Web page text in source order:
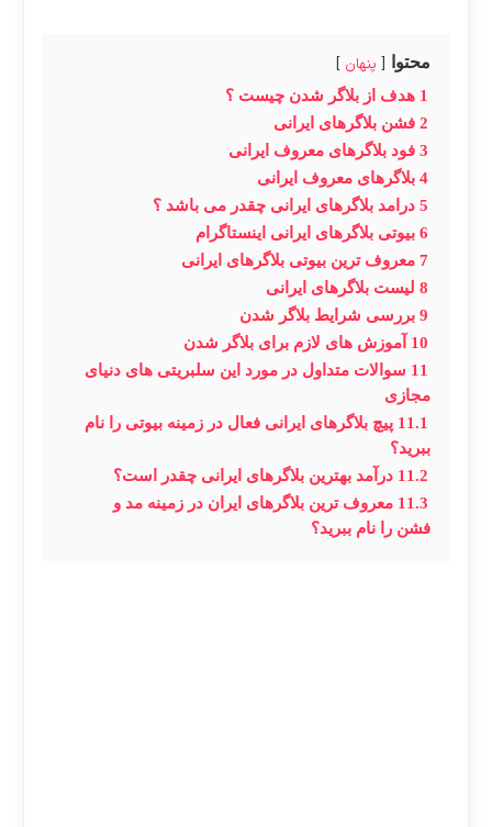
محتوا پنهان
1 هدف از بلاگر شدن چیست ؟
2 فشن بلاگرهای ایرانی
3 فود بلاگرهای معروف ایرانی
4 بلاگرهای معروف ایرانی
5 درامد بلاگرهای ایرانی چقدر می باشد ؟
6 بیوتی بلاگرهای ایرانی اینستاگرام
7 معروف ترین بیوتی بلاگرهای ایرانی
8 لیست بلاگرهای ایرانی
9 بررسی شرایط بلاگر شدن
10 آموزش های لازم برای بلاگر شدن
11 سوالات متداول در مورد این سلبریتی های دنیای
مجازی
11.1 پیچ بلاگرهای ایرانی فعال در زمینه بیوتی را نام
ببرید؟
11.2 درآمد بهترین بلاگرهای ایرانی چقدر است؟
11.3 معروف ترین بلاگرهای ایران در زمینه مد و
فشن را نام ببرید؟